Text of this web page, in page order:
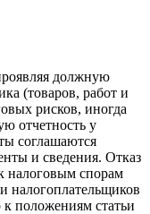
должную
(товаров, работ и
рисков, иногда
отчетность у
соглашаются
и сведения. Отказ
налоговым спорам
налогоплательщиков
положениям статьи